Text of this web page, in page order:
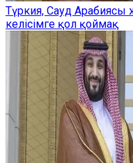
Түркия, Сауд Арабиясы
келісімге қол қоймақ